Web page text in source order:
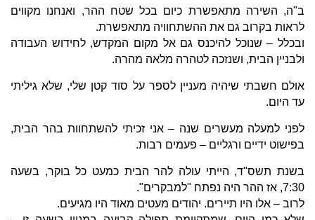
ב"ה, השירה מתאפשרת כיום בכל שטח ההר, ואנחנו מקווים
לראות בקרוב גם את ההשתחוויה מתאפשרת.
ובכלל – שנוכל להיכנס גם אל מקום המקדש, לחידוש העבודה
ולבניין הבית, ושנזכה לטהרה מלאה מהרה.
אולם חשבתי שיהיה מעניין לספר על סוד קטן שלי, שלא גיליתי
עד היום.
לפני למעלה מעשרים שנה – אני זכיתי להשתחוות בהר הבית,
בפישוט ידיים ורגליים – פעמים רבות.
בשנת תשס"ד, הייתי עולה להר הבית כמעט כל בוקר, בשעה
7:30, אז ההר היה נפתח "למבקרים".
לרוב – אלו היו תיירים. יהודים מעטים מאוד היו מגיעים.